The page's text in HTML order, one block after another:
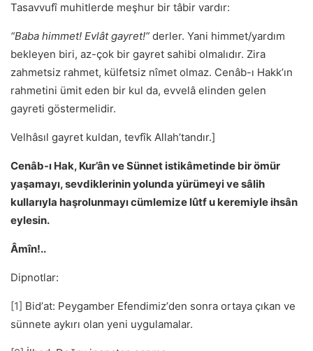
Ta­sav­vufî muhitlerde meşhur bir tâbir var­dır:
“Baba himmet! Evlât gayret!” derler. Yani himmet/yardım
bekleyen biri, az-çok bir gayret sahibi olmalıdır. Zira
zahmetsiz rahmet, külfetsiz nîmet olmaz. Cenâb-ı Hakk’ın
rahmetini ümit eden bir kul da, evvelâ elinden gelen
gayreti göstermelidir.
Velhâsıl gay­ret kul­dan, tev­fîk Al­lah’tan­dır.]
Cenâb-ı Hak, Kur’ân ve Sünnet istikâmetinde bir ömür
yaşamayı, sevdiklerinin yolunda yürümeyi ve sâlih
kullarıyla haşrolunmayı cümlemize lûtf u keremiyle ihsân
eylesin.
Âmîn!..
Dipnotlar:
[1] Bidʼat: Peygamber Efendimizʼden sonra ortaya çıkan ve
sünnete aykırı olan yeni uygulamalar.